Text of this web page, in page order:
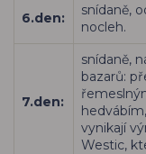
6.den:
snídaně,
nocleh.
7.den:
snídaně,
bazarů:
vynikají
Westic,